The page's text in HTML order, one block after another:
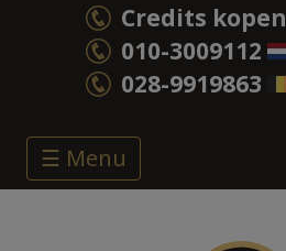
Credits kopen
010-3009112
028-9919863
☰